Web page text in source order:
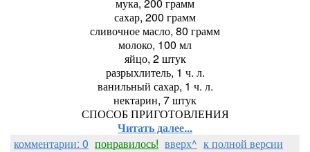
сахар, 200 грамм
сливочное масло, 80 грамм
молоко, 100 мл
яйцо, 2 штук
разрыхлитель, 1 ч. л.
ванильный сахар, 1 ч. л.
нектарин, 7 штук
СПОСОБ ПРИГОТОВЛЕНИЯ
Читать далее...
комментарии: 0 понравилось! вверх^ к полной версии